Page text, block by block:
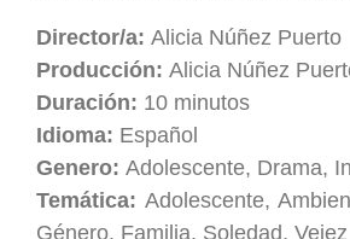
Director/a: Alicia Núñez Puerto
Producción: Alicia Núñez
Duración: 10 minutos
Idioma: Español
Genero: Adolescente, Drama,
Temática: Adolescente,
Género, Familia, Soledad, Vejez